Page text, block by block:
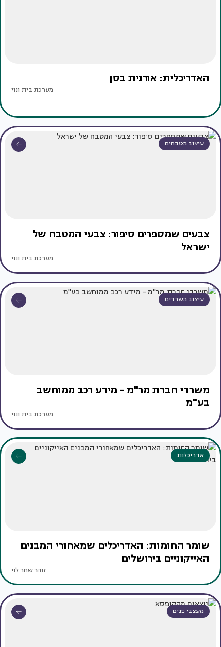
האדריכלית: אורנית בסן
מערכת בית ונוי
עיצוב מטבחים
צבעים שמספרים סיפור: צבעי המטבח של
ישראל
מערכת בית ונוי
עיצוב משרדים
משרדי חברת מר"מ - מידע רכב ממוחשב
בע"מ
מערכת בית ונוי
אדריכלות
שומר החומות: האדריכלים שמאחורי המבנים
האייקוניים בירושלים
זוהר שחר לוי
מעצבי פנים